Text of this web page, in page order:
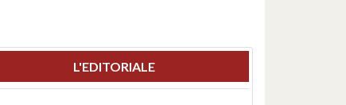
L'EDITORIALE